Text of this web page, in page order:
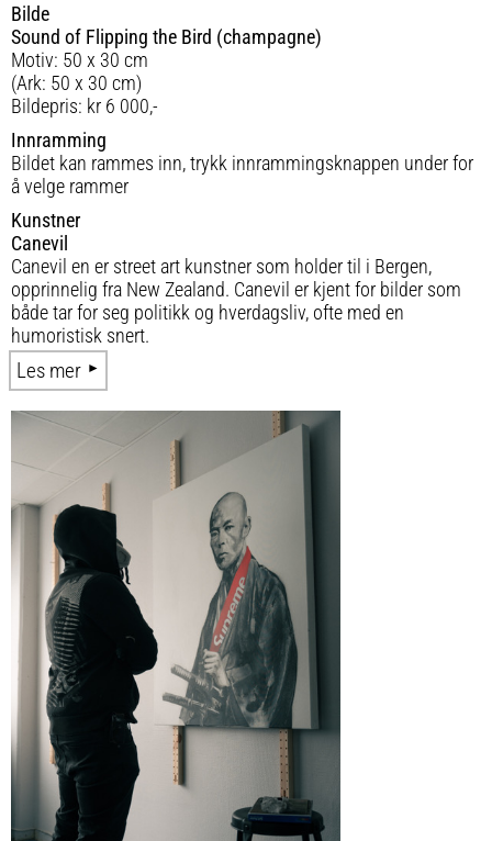
Bilde
Sound of Flipping the Bird (champagne)
Motiv: 50 x 30 cm
(Ark: 50 x 30 cm)
Bildepris: kr 6 000,-
Innramming
Bildet kan rammes inn, trykk innrammingsknappen under for
å velge rammer
Kunstner
Canevil
Canevil en er street art kunstner som holder til i Bergen,
opprinnelig fra New Zealand. Canevil er kjent for bilder som
både tar for seg politikk og hverdagsliv, ofte med en
humoristisk snert.
Les mer